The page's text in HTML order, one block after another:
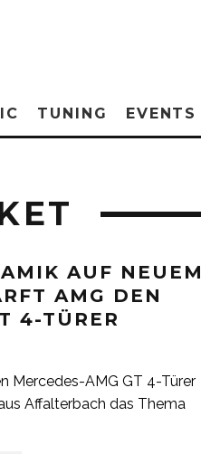
TUNING EVENTS
AUF NEUEM
AMG DEN
4-TÜRER
Mercedes-AMG GT 4-Türer
Affalterbach das Thema